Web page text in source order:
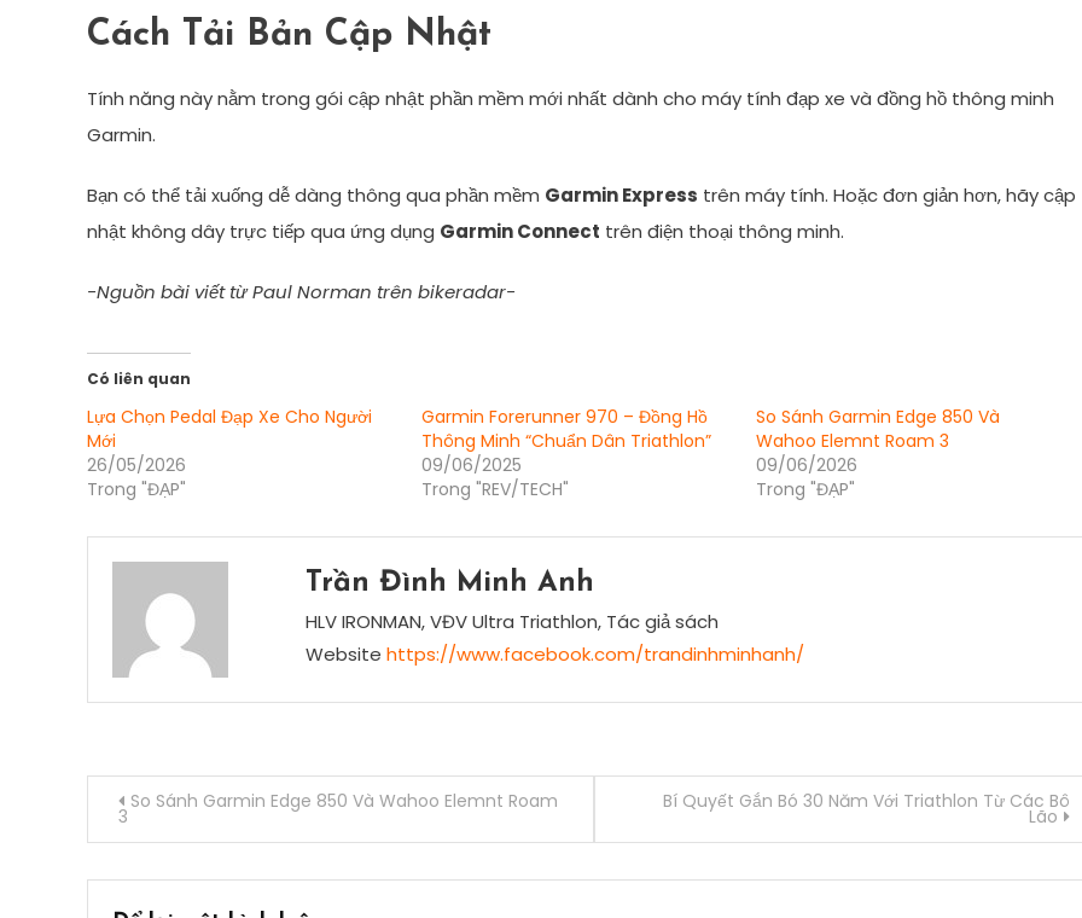
Cách Tải Bản Cập Nhật
Tính năng này nằm trong gói cập nhật phần mềm mới nhất dành cho máy tính đạp xe và đồng hồ thông minh
Garmin.
Bạn có thể tải xuống dễ dàng thông qua phần mềm Garmin Express trên máy tính. Hoặc đơn giản hơn, hãy cập
nhật không dây trực tiếp qua ứng dụng Garmin Connect trên điện thoại thông minh.
-Nguồn bài viết từ Paul Norman trên bikeradar-
Có liên quan
Lựa Chọn Pedal Đạp Xe Cho Người
Mới
26/05/2026
Trong "ĐẠP"
Garmin Forerunner 970 – Đồng Hồ
Thông Minh “Chuẩn Dân Triathlon”
09/06/2025
Trong "REV/TECH"
So Sánh Garmin Edge 850 Và
Wahoo Elemnt Roam 3
09/06/2026
Trong "ĐẠP"
Trần Đình Minh Anh
HLV IRONMAN, VĐV Ultra Triathlon, Tác giả sách
Website https://www.facebook.com/trandinhminhanh/
Điều
So Sánh Garmin Edge 850 Và Wahoo Elemnt Roam
3
Bí Quyết Gắn Bó 30 Năm Với Triathlon Từ Các Bô
Lão